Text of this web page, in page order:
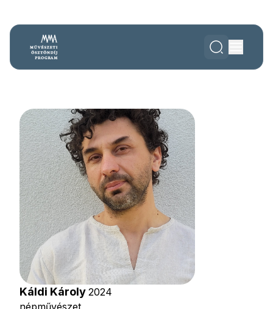
Káldi Károly 2024
népművészet